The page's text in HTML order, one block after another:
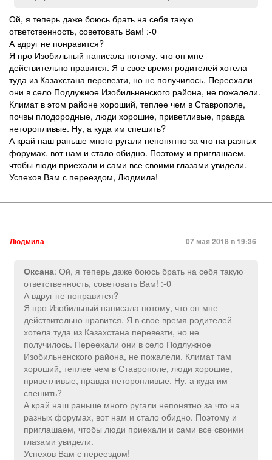
Ой, я теперь даже боюсь брать на себя такую
ответственность, советовать Вам! :-0
А вдруг не понравится?
Я про Изобильный написала потому, что он мне
действительно нравится. Я в свое время родителей хотела
туда из Казахстана перевезти, но не получилось. Переехали
они в село Подлужное Изобильненского района, не пожалели.
Климат в этом районе хороший, теплее чем в Ставрополе,
почвы плодородные, люди хорошие, приветливые, правда
неторопливые. Ну, а куда им спешить?
А край наш раньше много ругали непонятно за что на разных
форумах, вот нам и стало обидно. Поэтому и приглашаем,
чтобы люди приехали и сами все своими глазами увидели.
Успехов Вам с переездом, Людмила!
Людмила 07 мая 2018 в 19:36
Оксана: Ой, я теперь даже боюсь брать на себя такую
ответственность, советовать Вам! :-0
А вдруг не понравится?
Я про Изобильный написала потому, что он мне
действительно нравится. Я в свое время родителей
хотела туда из Казахстана перевезти, но не
получилось. Переехали они в село Подлужное
Изобильненского района, не пожалели. Климат там
хороший, теплее чем в Ставрополе, люди хорошие,
приветливые, правда неторопливые. Ну, а куда им
спешить?
А край наш раньше много ругали непонятно за что на
разных форумах, вот нам и стало обидно. Поэтому и
приглашаем, чтобы люди приехали и сами все своими
глазами увидели.
Успехов Вам с переездом!